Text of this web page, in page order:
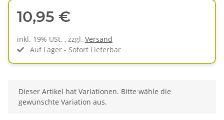
10,95 €
inkl. 19% USt. , zzgl. Versand
Auf Lager - Sofort Lieferbar
x
Dieser Artikel hat Variationen. Bitte wähle die
gewünschte Variation aus.